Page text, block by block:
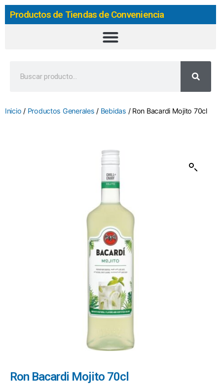
Productos de Tiendas de Conveniencia
Inicio / Productos Generales / Bebidas / Ron Bacardi Mojito 70cl
Ron Bacardi Mojito 70cl